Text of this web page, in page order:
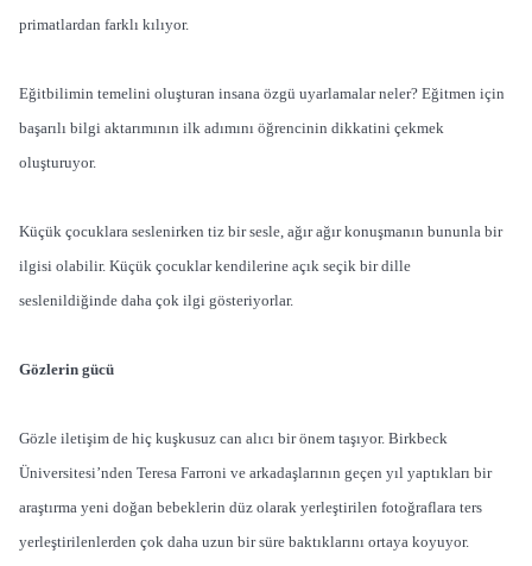
primatlardan farklı kılıyor.
Eğitbilimin temelini oluşturan insana özgü uyarlamalar neler? Eğitmen için
başarılı bilgi aktarımının ilk adımını öğrencinin dikkatini çekmek
oluşturuyor.
Küçük çocuklara seslenirken tiz bir sesle, ağır ağır konuşmanın bununla bir
ilgisi olabilir. Küçük çocuklar kendilerine açık seçik bir dille
seslenildiğinde daha çok ilgi gösteriyorlar.
Gözlerin gücü
Gözle iletişim de hiç kuşkusuz can alıcı bir önem taşıyor. Birkbeck
Üniversitesi’nden Teresa Farroni ve arkadaşlarının geçen yıl yaptıkları bir
araştırma yeni doğan bebeklerin düz olarak yerleştirilen fotoğraflara ters
yerleştirilenlerden çok daha uzun bir süre baktıklarını ortaya koyuyor.